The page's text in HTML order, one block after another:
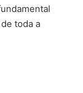
toda a